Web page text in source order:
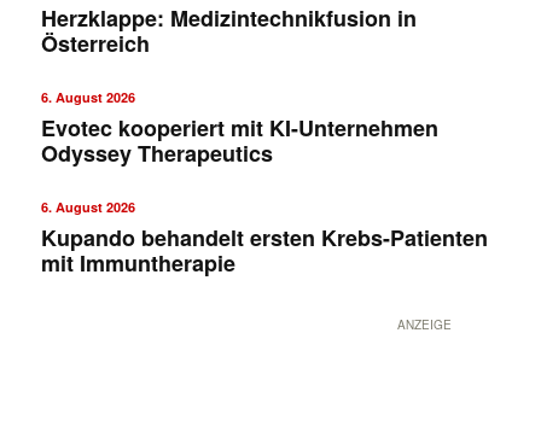
Herzklappe: Medizintechnikfusion in
Österreich
6. August 2026
Evotec kooperiert mit KI-Unternehmen
Odyssey Therapeutics
6. August 2026
Kupando behandelt ersten Krebs-Patienten
mit Immuntherapie
ANZEIGE